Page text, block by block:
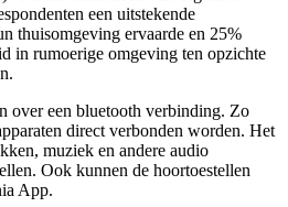
een uitstekende
thuisomgeving ervaarde en 25%
in rumoerige omgeving ten opzichte
over een bluetooth verbinding. Zo
direct verbonden worden. Het
muziek en andere audio
Ook kunnen de hoortoestellen
App.